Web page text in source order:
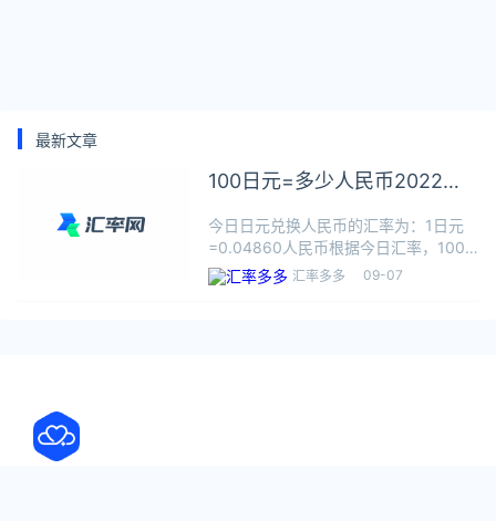
最新文章
100日元=多少人民币2022年9
今日日元兑换人民币的汇率为：1日元
=0.04860人民币根据今日汇率，100
日元可兑换4.8600人民币，数据仅供
参考，交易时以银行柜台成交价为准。
汇率多多 09-07